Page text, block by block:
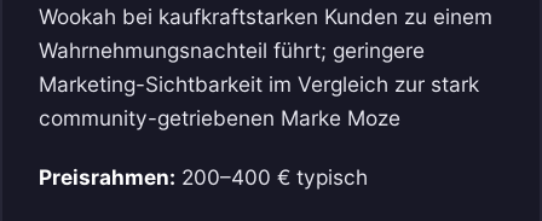
Wookah bei kaufkraftstarken Kunden zu einem
Wahrnehmungsnachteil führt; geringere
Marketing-Sichtbarkeit im Vergleich zur stark
community-getriebenen Marke Moze
Preisrahmen: 200–400 € typisch